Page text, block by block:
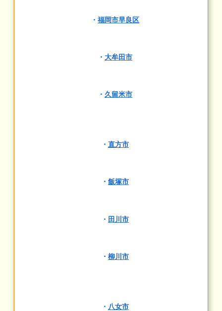
・ 福岡市早良区
・ 大牟田市
・ 久留米市
・ 直方市
・ 飯塚市
・ 田川市
・ 柳川市
・ 八女市